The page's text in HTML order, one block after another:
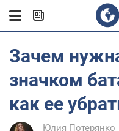
Зачем
значком
как ее
Юлия Потерянко